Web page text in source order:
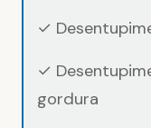
✓
✓
gordura